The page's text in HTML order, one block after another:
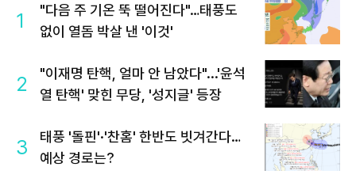
1
"다음 주 기온 뚝 떨어진다"…태풍도
없이 열돔 박살 낸 '이것'
2
"이재명 탄핵, 얼마 안 남았다"...'윤석
열 탄핵' 맞힌 무당, '성지글' 등장
3
태풍 '돌핀'·'찬홈' 한반도 빗겨간다…
예상 경로는?